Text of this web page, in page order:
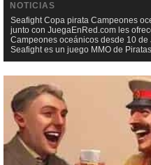
NOTICIAS
Seafight Copa pirata Campeones
junto con JuegaEnRed.com les
Campeones oceánicos desde 10
Seafight es un juego MMO de